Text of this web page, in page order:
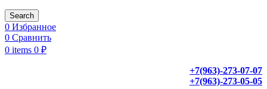
Search
0 Избранное
0 Сравнить
0 items 0 ₽
+7(963)-273-07-07
+7(963)-273-05-05